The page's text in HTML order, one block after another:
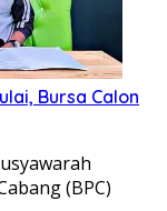
Bursa Calon
(BPC)